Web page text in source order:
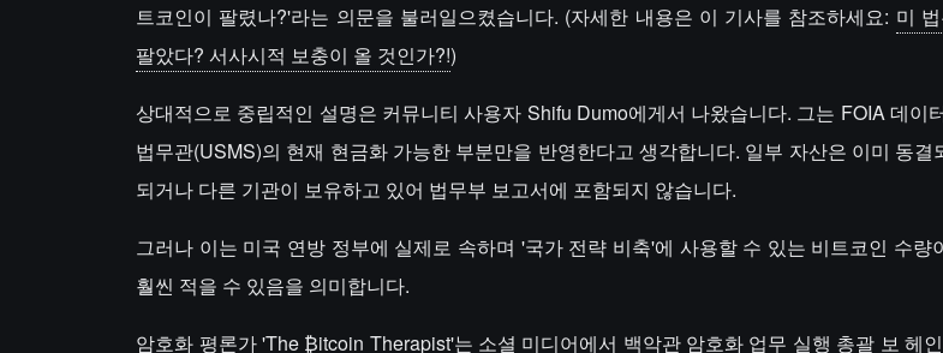
트코인이 팔렸나?'라는 의문을 불러일으켰습니다. (자세한 내용은 이 기사를 참조하세요: 미
팔았다? 서사시적 보충이 올 것인가?!)
상대적으로 중립적인 설명은 커뮤니티 사용자 Shifu Dumo에게서 나왔습니다. 그는 FOIA 데이
법무관(USMS)의 현재 현금화 가능한 부분만을 반영한다고 생각합니다. 일부 자산은 이미 동
되거나 다른 기관이 보유하고 있어 법무부 보고서에 포함되지 않습니다.
그러나 이는 미국 연방 정부에 실제로 속하며 '국가 전략 비축'에 사용할 수 있는 비트코인 수
훨씬 적을 수 있음을 의미합니다.
암호화 평론가 'The ₿itcoin Therapist'는 소셜 미디어에서 백악관 암호화 업무 실행 총괄 보 헤